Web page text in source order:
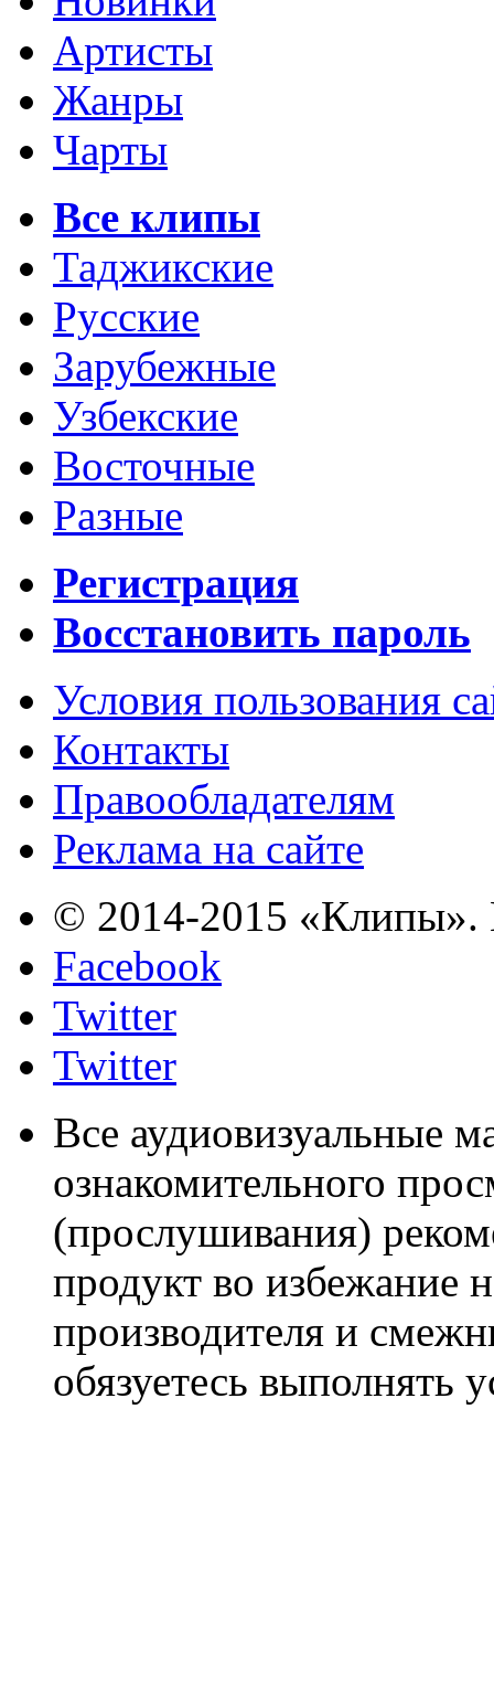
Артисты
Жанры
Чарты
Все клипы
Таджикские
Русские
Зарубежные
Узбекские
Восточные
Разные
Регистрация
Восстановить пароль
Условия пользования
Контакты
Правообладателям
Реклама на сайте
© 2014-2015 «Клипы».
Facebook
Twitter
Twitter
Все аудиовизуальные
ознакомительного
(прослушивания)
продукт во избежание
производителя и
обязуетесь выполнять